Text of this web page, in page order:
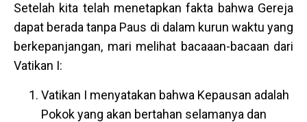
Setelah kita telah menetapkan fakta bahwa Gereja
dapat berada tanpa Paus di dalam kurun waktu yang
berkepanjangan, mari melihat bacaaan-bacaan dari
Vatikan I:
Vatikan I menyatakan bahwa Kepausan adalah
Pokok yang akan bertahan selamanya dan